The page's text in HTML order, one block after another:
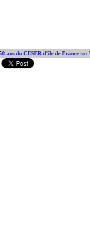
ans du CESER d’île de Francesur